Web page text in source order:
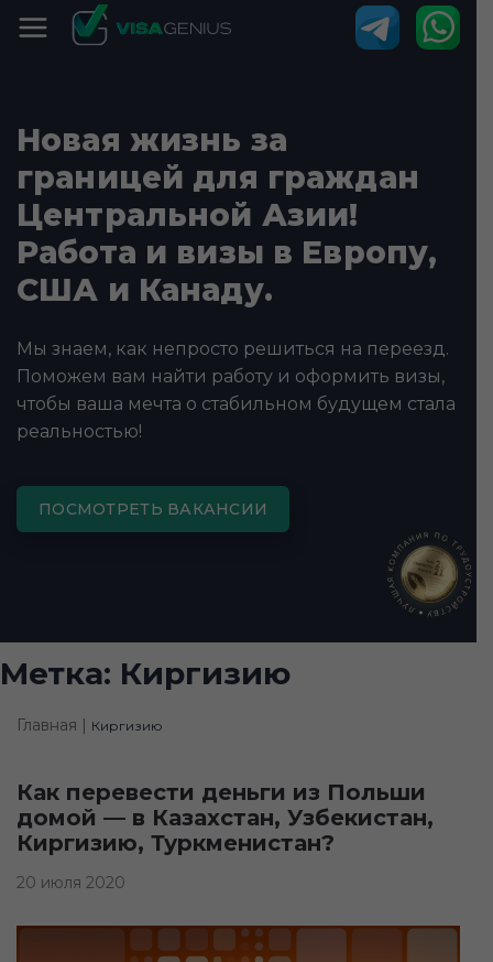
Новая жизнь за
границей для граждан
Центральной Азии!
Работа и визы в Европу,
США и Канаду.
Мы знаем, как непросто решиться на переезд.
Поможем вам найти работу и оформить визы,
чтобы ваша мечта о стабильном будущем стала
реальностью!
ПОСМОТРЕТЬ ВАКАНСИИ
Метка: Киргизию
Главная | Киргизию
Как перевести деньги из Польши
домой — в Казахстан, Узбекистан,
Киргизию, Туркменистан?
20 июля 2020